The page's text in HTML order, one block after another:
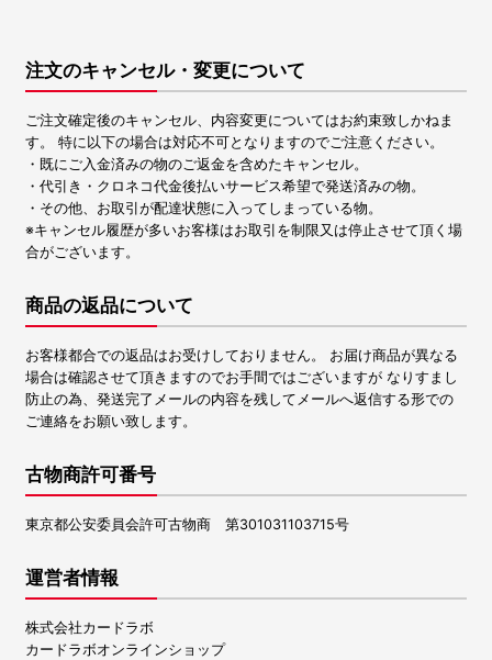
注文のキャンセル・変更について
ご注文確定後のキャンセル、内容変更についてはお約束致しかねま
す。 特に以下の場合は対応不可となりますのでご注意ください。
・既にご入金済みの物のご返金を含めたキャンセル。
・代引き・クロネコ代金後払いサービス希望で発送済みの物。
・その他、お取引が配達状態に入ってしまっている物。
※キャンセル履歴が多いお客様はお取引を制限又は停止させて頂く場
合がございます。
商品の返品について
お客様都合での返品はお受けしておりません。 お届け商品が異なる
場合は確認させて頂きますのでお手間ではございますが なりすまし
防止の為、発送完了メールの内容を残してメールへ返信する形での
ご連絡をお願い致します。
古物商許可番号
東京都公安委員会許可古物商 第301031103715号
運営者情報
株式会社カードラボ
カードラボオンラインショップ